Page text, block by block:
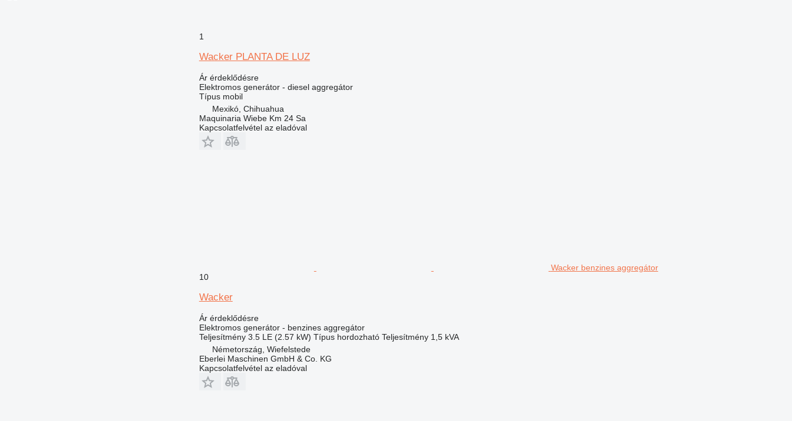
1
Wacker PLANTA DE LUZ
Ár érdeklődésre
Elektromos generátor - diesel aggregátor
Típus mobil
Mexikó, Chihuahua
Maquinaria Wiebe Km 24 Sa
Kapcsolatfelvétel az eladóval
Wacker benzines aggregátor
10
Wacker
Ár érdeklődésre
Elektromos generátor - benzines aggregátor
Teljesítmény 3.5 LE (2.57 kW) Típus hordozható Teljesítmény 1,5 kVA
Németország, Wiefelstede
Eberlei Maschinen GmbH & Co. KG
Kapcsolatfelvétel az eladóval